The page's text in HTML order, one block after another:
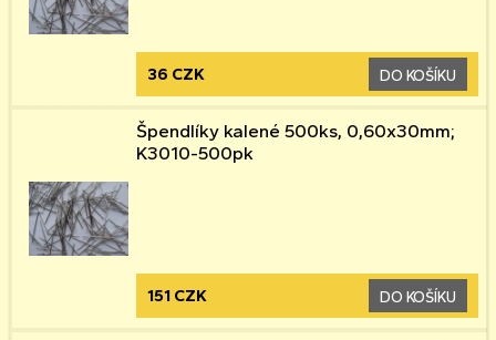
36 CZK DO KOŠÍKU
Špendlíky kalené 500ks, 0,60x30mm;
K3010-500pk
151 CZK DO KOŠÍKU